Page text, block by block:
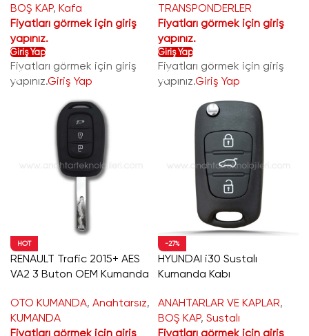
BOŞ KAP, Kafa
Fiyatları görmek için giriş
yapınız.
Giriş Yap
Fiyatları görmek için giriş
yapınız.Giriş Yap
TRANSPONDERLER
Fiyatları görmek için giriş
yapınız.
Giriş Yap
Fiyatları görmek için giriş
yapınız.Giriş Yap
HOT
RENAULT Trafic 2015+ AES
VA2 3 Buton OEM Kumanda
OTO KUMANDA, Anahtarsız,
KUMANDA
Fiyatları görmek için giriş
-27%
HYUNDAI i30 Sustalı
Kumanda Kabı
ANAHTARLAR VE KAPLAR,
BOŞ KAP, Sustalı
Fiyatları görmek için giriş